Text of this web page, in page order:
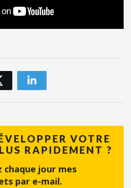
VOTRE
RAPIDEMENT ?
chaque jour mes
par e-mail.